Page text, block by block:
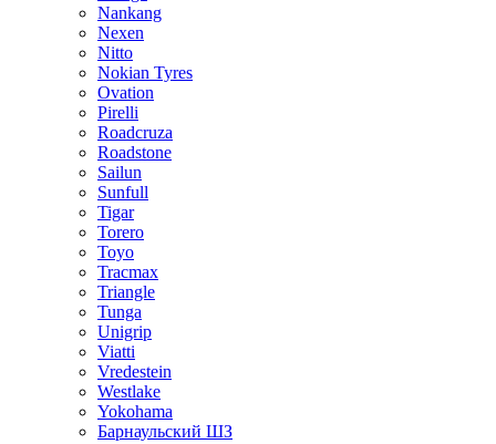
Nankang
Nexen
Nitto
Nokian Tyres
Ovation
Pirelli
Roadcruza
Roadstone
Sailun
Sunfull
Tigar
Torero
Toyo
Tracmax
Triangle
Tunga
Unigrip
Viatti
Vredestein
Westlake
Yokohama
Барнаульский ШЗ